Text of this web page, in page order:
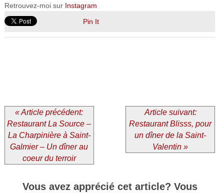
Retrouvez-moi sur Instagram
Pin It
« Article précédent:
Restaurant La Source –
La Charpinière à Saint-
Galmier – Un dîner au
coeur du terroir
Article suivant:
Restaurant Blisss, pour
un dîner de la Saint-
Valentin »
Vous avez apprécié cet article? Vous